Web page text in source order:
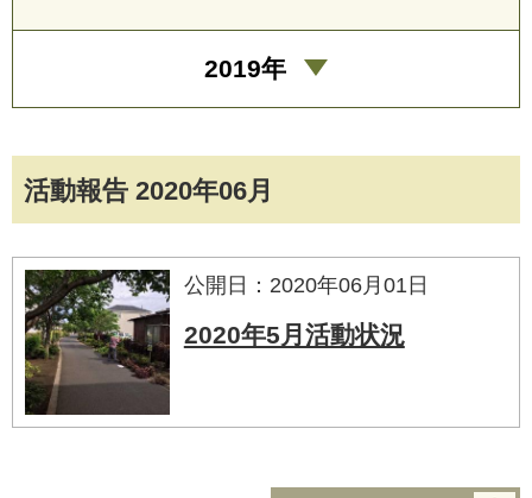
活動報告 2020年06月
公開日：2020年06月01日
2020年5月活動状況
2019年